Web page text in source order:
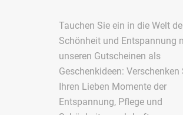
Tauchen Sie ein in die Welt
Schönheit und Entspannung
unseren Gutscheinen als
Geschenkideen: Verschenken
Ihren Lieben Momente der
Entspannung, Pflege und